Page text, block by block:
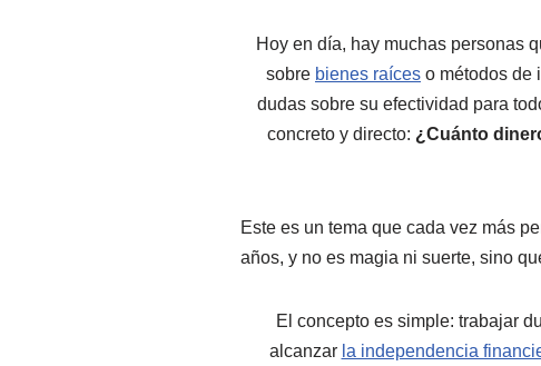
Hoy en día, hay muchas personas
sobre bienes raíces o métodos de
dudas sobre su efectividad para
concreto y directo: ¿Cuánto
Este es un tema que cada vez más
años, y no es magia ni suerte, sino
El concepto es simple: trabajar
alcanzar la independencia